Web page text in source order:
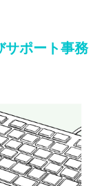
サポート事務